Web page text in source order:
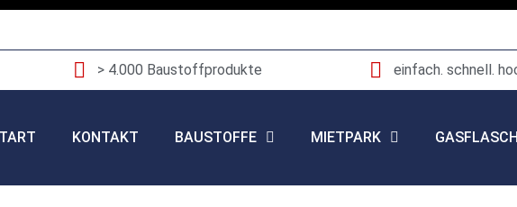
> 4.000 Baustoffprodukte einfach. schnell.
KONTAKT BAUSTOFFE MIETPARK